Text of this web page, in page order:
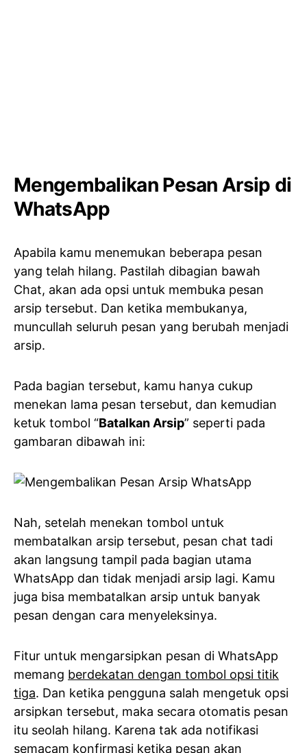
Mengembalikan Pesan Arsip di
WhatsApp
Apabila kamu menemukan beberapa pesan
yang telah hilang. Pastilah dibagian bawah
Chat, akan ada opsi untuk membuka pesan
arsip tersebut. Dan ketika membukanya,
muncullah seluruh pesan yang berubah menjadi
arsip.
Pada bagian tersebut, kamu hanya cukup
menekan lama pesan tersebut, dan kemudian
ketuk tombol “Batalkan Arsip” seperti pada
gambaran dibawah ini:
Nah, setelah menekan tombol untuk
membatalkan arsip tersebut, pesan chat tadi
akan langsung tampil pada bagian utama
WhatsApp dan tidak menjadi arsip lagi. Kamu
juga bisa membatalkan arsip untuk banyak
pesan dengan cara menyeleksinya.
Fitur untuk mengarsipkan pesan di WhatsApp
memang berdekatan dengan tombol opsi titik
tiga. Dan ketika pengguna salah mengetuk opsi
arsipkan tersebut, maka secara otomatis pesan
itu seolah hilang. Karena tak ada notifikasi
semacam konfirmasi ketika pesan akan